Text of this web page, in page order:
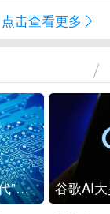
点击查看更多
美国也要搞“国产替代”？先算清三笔账